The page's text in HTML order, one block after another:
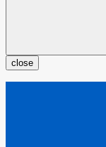
close